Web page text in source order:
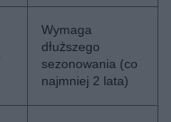
Wymaga
dłuższego
sezonowania (co
najmniej 2 lata)